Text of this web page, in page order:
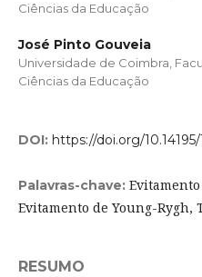
Ciências da Educação
José Pinto Gouveia
Universidade de Coimbra,
Ciências da Educação
DOI: https://doi.org/
Palavras-chave:
Evitamento de Young-Rygh,
RESUMO